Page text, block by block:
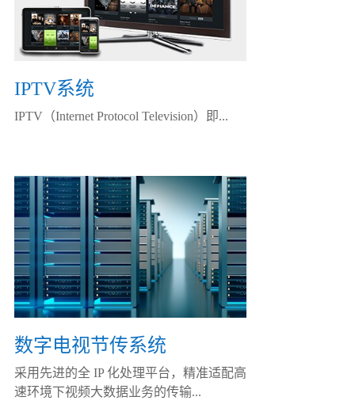
IPTV系统
IPTV（Internet Protocol Television）即...
数字电视节传系统
采用先进的全 IP 化处理平台，精准适配高
速环境下视频大数据业务的传输...